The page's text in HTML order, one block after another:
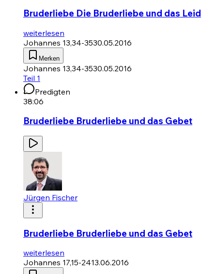
Bruderliebe Die Bruderliebe und das Leid
weiterlesen
Johannes 13,34-3530.05.2016
Merken
Johannes 13,34-3530.05.2016
Teil 1
Predigten
38:06
Bruderliebe Bruderliebe und das Gebet
Jürgen Fischer
Bruderliebe Bruderliebe und das Gebet
weiterlesen
Johannes 17,15-2413.06.2016